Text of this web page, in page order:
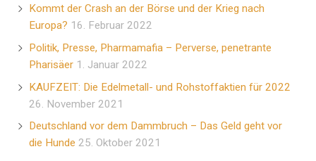
Kommt der Crash an der Börse und der Krieg nach
Europa? 16. Februar 2022
Politik, Presse, Pharmamafia – Perverse, penetrante
Pharisäer 1. Januar 2022
KAUFZEIT: Die Edelmetall- und Rohstoffaktien für 2022
26. November 2021
Deutschland vor dem Dammbruch – Das Geld geht vor
die Hunde 25. Oktober 2021